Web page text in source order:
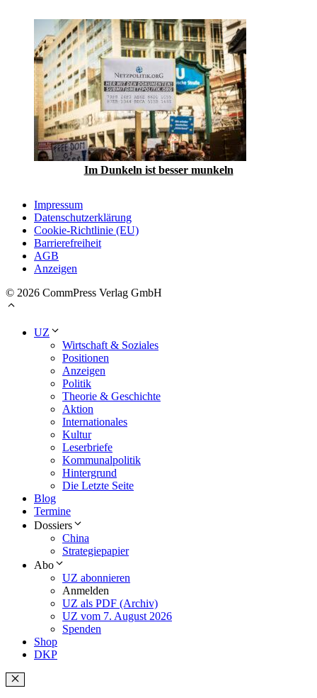
Im Dunkeln ist besser munkeln
Impressum
Datenschutzerklärung
Cookie-Richtlinie (EU)
Barrierefreiheit
AGB
Anzeigen
© 2026 CommPress Verlag GmbH
UZ
Wirtschaft & Soziales
Positionen
Anzeigen
Politik
Theorie & Geschichte
Aktion
Internationales
Kultur
Leserbriefe
Kommunalpolitik
Hintergrund
Die Letzte Seite
Blog
Termine
Dossiers
China
Strategiepapier
Abo
UZ abonnieren
Anmelden
UZ als PDF (Archiv)
UZ vom 7. August 2026
Spenden
Shop
DKP
Schließen